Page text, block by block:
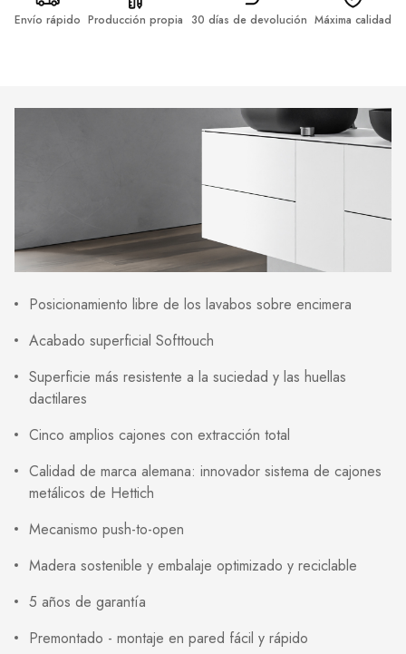
Envío rápido Producción propia 30 días de devolución Máxima calidad
Posicionamiento libre de los lavabos sobre encimera
Acabado superficial Softtouch
Superficie más resistente a la suciedad y las huellas
dactilares
Cinco amplios cajones con extracción total
Calidad de marca alemana: innovador sistema de cajones
metálicos de Hettich
Mecanismo push-to-open
Madera sostenible y embalaje optimizado y reciclable
5 años de garantía
Premontado - montaje en pared fácil y rápido